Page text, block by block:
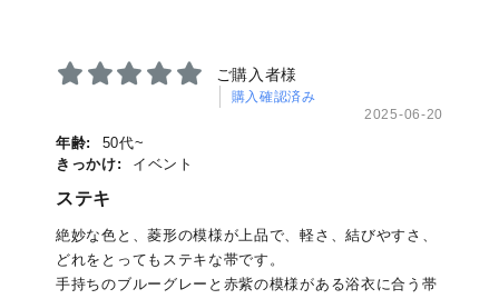
ご購入者様
購入確認済み
2025-06-20
年齢:
50代~
きっかけ:
イベント
ステキ
絶妙な色と、菱形の模様が上品で、軽さ、結びやすさ、
どれをとってもステキな帯です。
手持ちのブルーグレーと赤紫の模様がある浴衣に合う帯